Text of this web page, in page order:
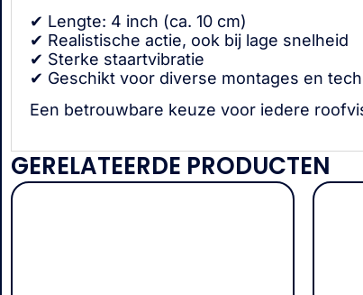
✔ Lengte: 4 inch (ca. 10 cm)
✔ Realistische actie, ook bij lage snelheid
✔ Sterke staartvibratie
✔ Geschikt voor diverse montages en
Een betrouwbare keuze voor iedere
GERELATEERDE PRODUCTEN